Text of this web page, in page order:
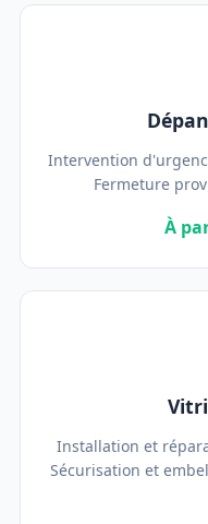
Intervention
Fermeture
À
Installation et
Sécurisation et